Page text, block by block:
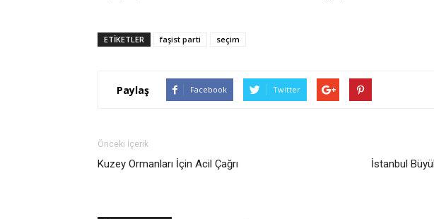
ETIKETLER faşist parti seçim
Paylaş Facebook Twitter
Önceki İçerik
Kuzey Ormanları İçin Acil Çağrı
İstanbul